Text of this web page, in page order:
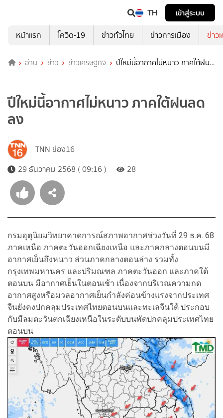
TH
เข้าสู่ระบบ
หน้าแรก
โควิด-19 ข่าวทั่วไทย ข่าวการเมือง ข่าว
อ่าน ข่าว ข่าวเศรษฐกิจ
ปีใหม่นี้อากาศไม่หนาว ภาคใต้ฝน
ปีใหม่นี้อากาศไม่หนาว ภาคใต้ฝนลด
ลง
TNN ช่อง16
29 ธันวาคม 2568 ( 09:16 )
28
กรมอุตุนิยมวิทยาคาดการณ์สภาพอากาศช่วงวันที่ 29 ธ.ค. 68
ภาคเหนือ ภาคตะวันออกเฉียงเหนือ และภาคกลางตอนบนมี
อากาศเย็นถึงหนาว ส่วนภาคกลางตอนล่าง รวมทั้ง
กรุงเทพมหานคร และปริมณฑล ภาคตะวันออก และภาคใต้
ตอนบน มีอากาศเย็นในตอนเช้า เนื่องจากบริเวณความกด
อากาศสูงหรือมวลอากาศเย็นกำลังค่อนข้างแรงจากประเทศ
จีนยังคงปกคลุมประเทศไทยตอนบนและทะเลจีนใต้ ประกอบ
กับมีลมตะวันตกเฉียงเหนือในระดับบนพัดปกคลุมประเทศไทย
ตอนบน